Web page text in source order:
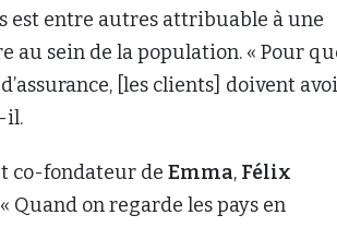
est entre autres attribuable à une
au sein de la population. « Pour
[les clients] doivent
il.
co-fondateur de Emma, Félix
Quand on regarde les pays en